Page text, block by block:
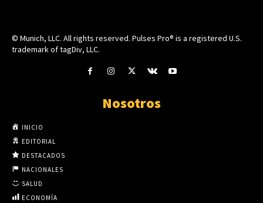
© Munich, LLC. All rights reserved. Pulses Pro® is a registered U.S.
trademark of tagDiv, LLC.
Nosotros
INICIO
EDITORIAL
DESTACADOS
NACIONALES
SALUD
ECONOMÍA